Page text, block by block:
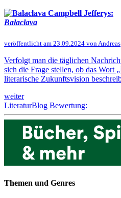
Campbell Jefferys:
Balaclava
veröffentlicht am 23.09.2024 von Andreas
Verfolgt man die täglichen
sich die Frage stellen, ob das Wort
literarische Zukunftsvision
weiter
LiteraturBlog Bewertung:
Themen und Genres